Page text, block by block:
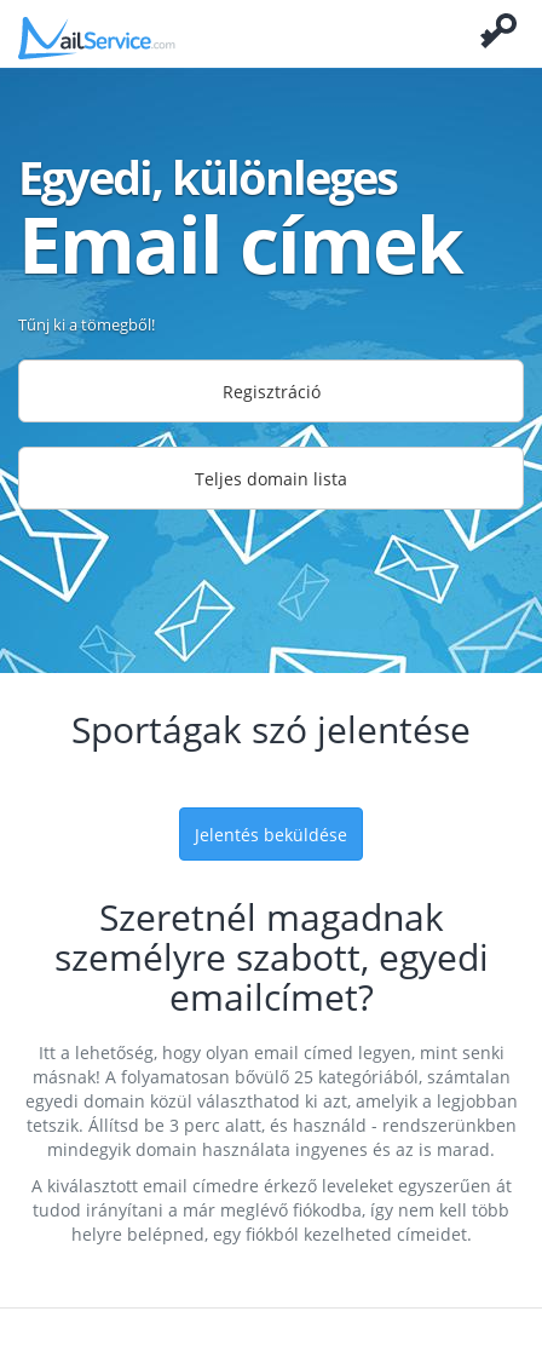
Egyedi, különleges
Email címek
Tűnj ki a tömegből!
Regisztráció
Teljes domain lista
Sportágak szó jelentése
Jelentés beküldése
Szeretnél magadnak
személyre szabott, egyedi
emailcímet?
Itt a lehetőség, hogy olyan email címed legyen, mint senki
másnak! A folyamatosan bővülő 25 kategóriából, számtalan
egyedi domain közül választhatod ki azt, amelyik a legjobban
tetszik. Állítsd be 3 perc alatt, és használd - rendszerünkben
mindegyik domain használata ingyenes és az is marad.
A kiválasztott email címedre érkező leveleket egyszerűen át
tudod irányítani a már meglévő fiókodba, így nem kell több
helyre belépned, egy fiókból kezelheted címeidet.